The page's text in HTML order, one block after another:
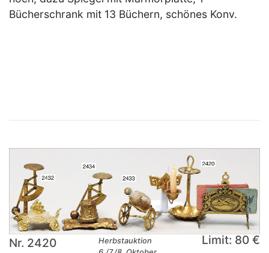
Bücherschrank mit 13 Büchern, schönes Konv.
Nr. 2420
Herbstauktion
Limit: 80 €